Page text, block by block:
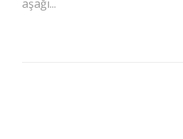
aşağı...